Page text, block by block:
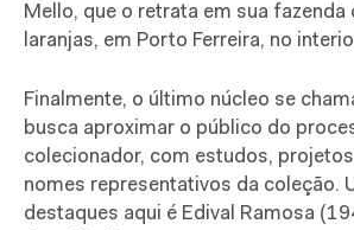
Mello, que o retrata em sua fazenda
laranjas, em Porto Ferreira, no
Finalmente, o último núcleo se
busca aproximar o público do
colecionador, com estudos,
nomes representativos da coleção.
destaques aqui é Edival Ramosa